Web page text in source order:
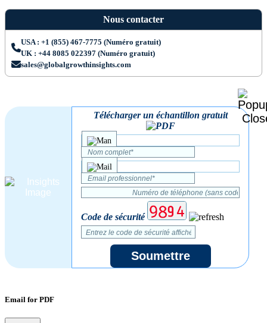
Nous contacter
USA : +1 (855) 467-7775 (Numéro gratuit)
UK : +44 8085 022397 (Numéro gratuit)
sales@globalgrowthinsights.com
Télécharger un échantillon gratuit
Code de sécurité
Soumettre
Email for PDF